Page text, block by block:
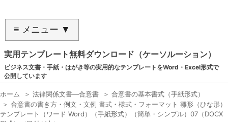
≡ メニュー ▼
実用テンプレート無料ダウンロード（ケーソルーション）
ビジネス文書・手紙・はがき等の実用的なテンプレートをWord・Excel形式で
公開しています
ホーム ＞ 法律関係文書―合意書 ＞ 合意書の基本書式（手紙形式）
＞ 合意書の書き方・例文・文例 書式・様式・フォーマット 雛形（ひな形）
テンプレート（ワード Word）（手紙形式）（簡単・シンプル）07（DOCX